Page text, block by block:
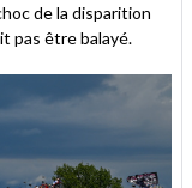
de la disparition
pas être balayé.